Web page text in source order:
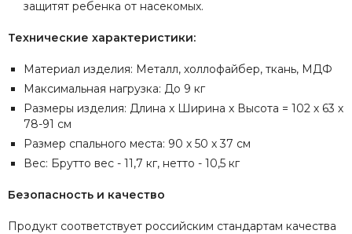
защитят ребенка от насекомых.
Технические характеристики:
Материал изделия: Металл, холлофайбер, ткань, МДФ
Максимальная нагрузка: До 9 кг
Размеры изделия: Длина x Ширина x Высота = 102 х 63 х
78-91 см
Размер спального места: 90 х 50 х 37 см
Вес: Брутто вес - 11,7 кг, нетто - 10,5 кг
Безопасность и качество
Продукт соответствует российским стандартам качества